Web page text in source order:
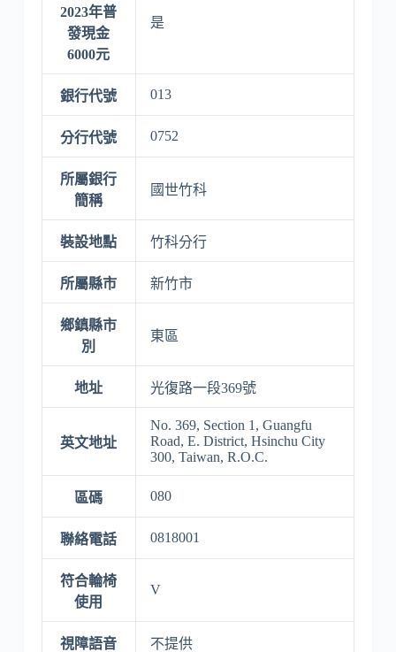
2023年普
發現金
6000元
是
銀行代號 013
分行代號 0752
所屬銀行
簡稱
國世竹科
裝設地點 竹科分行
所屬縣市 新竹市
鄉鎮縣市
別
東區
地址 光復路一段369號
英文地址
No. 369, Section 1, Guangfu
Road, E. District, Hsinchu City
300, Taiwan, R.O.C.
區碼 080
聯絡電話 0818001
符合輪椅
使用
V
視障語音 不提供